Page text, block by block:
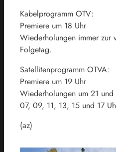
Kabelprogramm OTV:
Premiere um 18 Uhr
Wiederholungen immer zur
Folgetag.
Satellitenprogramm OTVA:
Premiere um 19 Uhr
Wiederholungen um 21
07, 09, 11, 13, 15 und 17
(az)